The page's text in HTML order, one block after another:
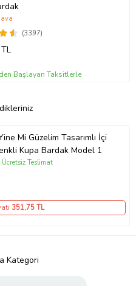
(3397)
Başlayan Taksitlerle
Mi Güzelim Tasarımlı İçi
Kupa Bardak Model 1
Teslimat
351,75 TL
Kategori